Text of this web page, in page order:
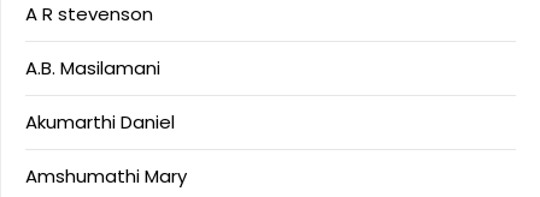
A R stevenson
A.B. Masilamani
Akumarthi Daniel
Amshumathi Mary